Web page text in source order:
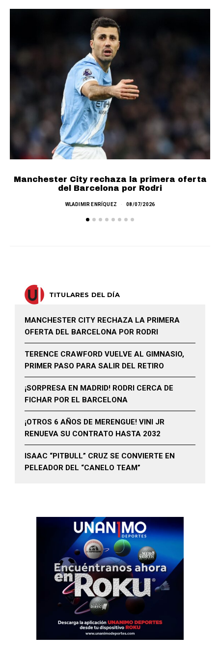
Manchester City rechaza la primera oferta
del Barcelona por Rodri
WLADIMIR ENRÍQUEZ 08/07/2026
TITULARES DEL DÍA
MANCHESTER CITY RECHAZA LA PRIMERA
OFERTA DEL BARCELONA POR RODRI
TERENCE CRAWFORD VUELVE AL GIMNASIO,
PRIMER PASO PARA SALIR DEL RETIRO
¡SORPRESA EN MADRID! RODRI CERCA DE
FICHAR POR EL BARCELONA
¡OTROS 6 AÑOS DE MERENGUE! VINI JR
RENUEVA SU CONTRATO HASTA 2032
ISAAC “PITBULL” CRUZ SE CONVIERTE EN
PELEADOR DEL “CANELO TEAM”